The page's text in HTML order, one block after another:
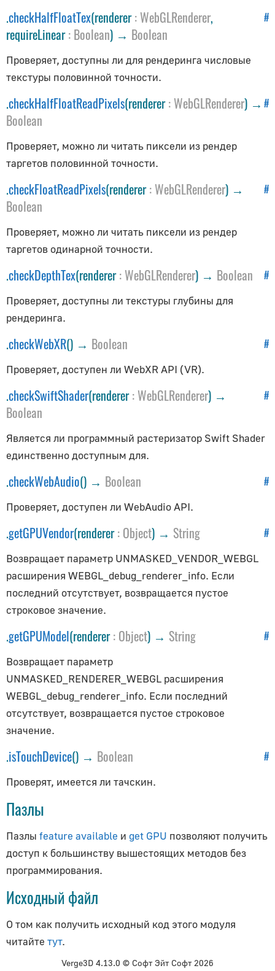
Box3Helper
CameraHelper
DirectionalLightHelper
GridHelper
PolarGridHelper
PlaneHelper
RectAreaLightHelper
SkeletonHelper
SpotLightHelper
Геометрия
BoxGeometry
CapsuleGeometry
CircleGeometry
ConeGeometry
CylinderGeometry
EdgesGeometry
IcosahedronGeometry
LatheGeometry
PlaneGeometry
RingGeometry
SphereGeometry
TeapotGeometry
TextGeometry
TorusGeometry
TubeGeometry
WireframeGeometry
Загрузчики
AudioLoader
CompressedTextureLoader
DataTextureLoader
DefaultLoadingManager
FileLoader
ImageLoader
GLTFLoader
Loader
LoaderUtils
LoadingManager
TextureLoader
TTFLoader
Камеры
ArrayCamera
Camera
#
.checkHalfFloatTex(renderer: WebGLRenderer,
requireLinear: Boolean) → Boolean
Проверяет, доступны ли для рендеринга числовые
текстуры половинной точности.
#
.checkHalfFloatReadPixels(renderer: WebGLRenderer) →
Boolean
Проверяет, можно ли читать пиксели из рендер
таргетов половинной точности.
#
.checkFloatReadPixels(renderer: WebGLRenderer) →
Boolean
Проверяет, можно ли читать пиксели из рендер
таргетов одинарной точности.
#
.checkDepthTex(renderer: WebGLRenderer) → Boolean
Проверяет, доступны ли текстуры глубины для
рендеринга.
#
.checkWebXR() → Boolean
Проверяет, доступен ли WebXR API (VR).
#
.checkSwiftShader(renderer: WebGLRenderer) →
Boolean
Является ли программный растеризатор Swift Shader
единственно доступным для.
#
.checkWebAudio() → Boolean
Проверяет, доступен ли WebAudio API.
#
.getGPUVendor(renderer: Object) → String
Возвращает параметр UNMASKED_VENDOR_WEBGL
расширения WEBGL_debug_renderer_info. Если
последний отсутствует, возвращается пустое
строковое значение.
#
.getGPUModel(renderer: Object) → String
Возвращает параметр
UNMASKED_RENDERER_WEBGL расширения
WEBGL_debug_renderer_info. Если последний
отсутствует, возвращается пустое строковое
значение.
#
.isTouchDevice() → Boolean
Проверят, имеется ли тачскин.
Пазлы
Пазлы feature available и get GPU позволяют получить
доступ к большинству вышестоящих методов без
программирования.
Исходный файл
О том как получить исходный код этого модуля
читайте тут.
Verge3D 4.13.0 © Софт Эйт Софт 2026